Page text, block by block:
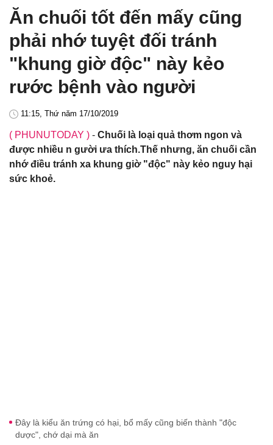
Ăn chuối tốt đến mấy cũng
phải nhớ tuyệt đối tránh
"khung giờ độc" này kẻo
rước bệnh vào người
11:15, Thứ năm 17/10/2019
( PHUNUTODAY ) - Chuối là loại quả thơm ngon và
được nhiều n gười ưa thích.Thế nhưng, ăn chuối cần
nhớ điều tránh xa khung giờ "độc" này kẻo nguy hại
sức khoẻ.
Đây là kiểu ăn trứng có hại, bổ mấy cũng biến thành "độc
dược", chớ dại mà ăn